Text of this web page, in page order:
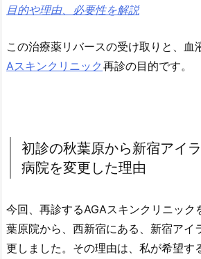
目的や理由、必要性を解説
この治療薬リバースの受け取りと、血
Aスキンクリニック 再診の目的です。
初診の秋葉原から新宿アイ
病院を変更した理由
今回、再診するAGAスキンクリニック
葉原院から、西新宿にある、新宿アイ
更しました。その理由は、私が希望す